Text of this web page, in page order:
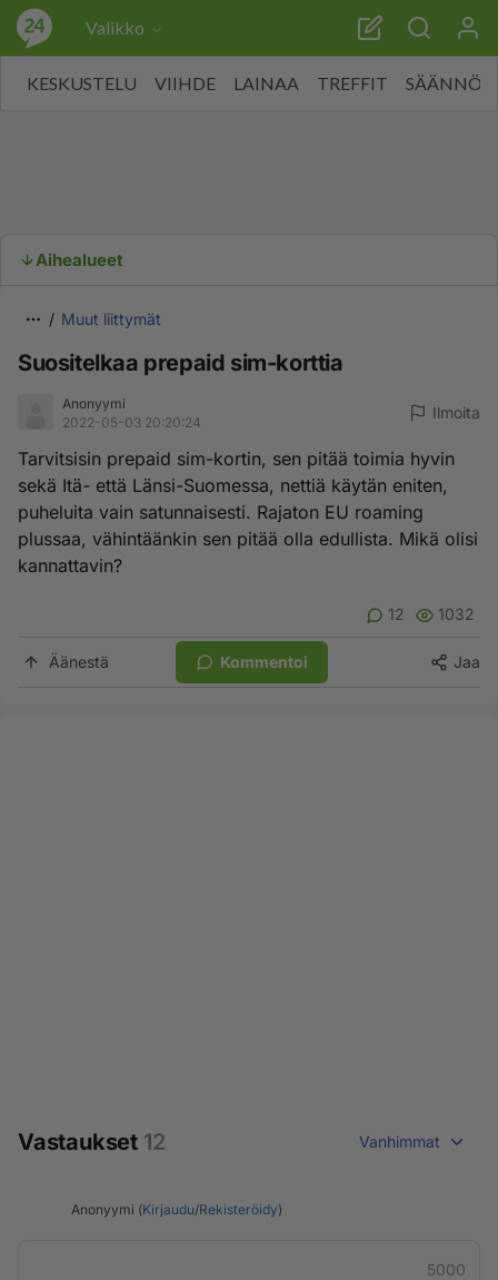
Valikko
KESKUSTELU VIIHDE LAINAA TREFFIT SÄÄNNÖT
Aihealueet
Muut liittymät
Suositelkaa prepaid sim-korttia
Anonyymi
2022-05-03 20:20:24
Ilmoita
Tarvitsisin prepaid sim-kortin, sen pitää toimia hyvin
sekä Itä- että Länsi-Suomessa, nettiä käytän eniten,
puheluita vain satunnaisesti. Rajaton EU roaming
plussaa, vähintäänkin sen pitää olla edullista. Mikä olisi
kannattavin?
12 1032
Äänestä Kommentoi Jaa
Vastaukset 12 Vanhimmat
Anonyymi (Kirjaudu/Rekisteröidy)
5000